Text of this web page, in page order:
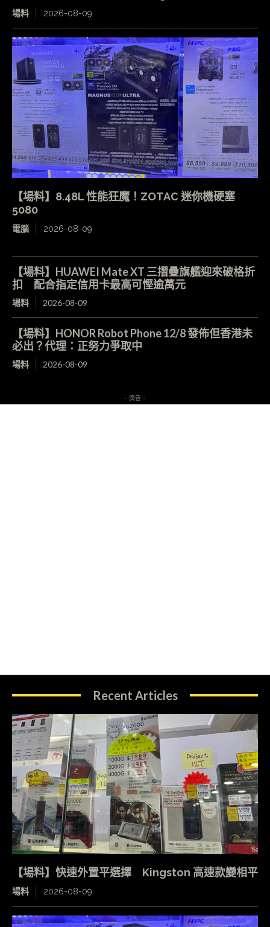
場料 2026-08-09
【場料】8.48L 性能狂魔！ZOTAC 迷你機硬塞
5080
電腦 2026-08-09
【場料】HUAWEI Mate XT 三摺疊旗艦迎來破格折
扣 配合指定信用卡最高可慳逾萬元
場料 2026-08-09
【場料】HONOR Robot Phone 12/8 發佈但香港未
必出？代理：正努力爭取中
場料 2026-08-09
- 廣告 -
Recent Articles
【場料】快速外置平選擇 Kingston 高速款變相平
場料 2026-08-09